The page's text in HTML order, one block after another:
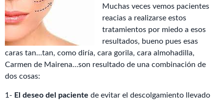
Muchas veces vemos pacientes
reacias a realizarse estos
tratamientos por miedo a esos
resultados, bueno pues esas
caras tan…tan, como diría, cara gorila, cara almohadilla,
Carmen de Mairena…son resultado de una combinación de
dos cosas:
1- El deseo del paciente de evitar el descolgamiento llevado